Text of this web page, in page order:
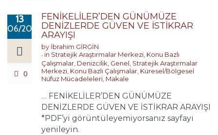
13
06/2026
0
FENİKELİLER’DEN GÜNÜMÜZE
DENİZLERDE GÜVEN VE İSTİKRAR
ARAYIŞI
by İbrahim GİRGİN
in Stratejik Araştırmalar Merkezi, Konu Bazlı
Çalışmalar, Denizcilik, Genel, Stratejik Araştırmalar
Merkezi, Konu Bazlı Çalışmalar, Küresel/Bölgesel
Nüfuz Mücadeleleri, Makale
… FENİKELİLER’DEN GÜNÜMÜZE
DENİZLERDE GÜVEN VE İSTİKRAR ARAYIŞI
*PDF’yi görüntüleyemiyorsanız sayfayı
yenileyin.